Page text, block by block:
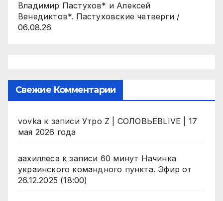
Владимир Пастухов* и Алексей
Венедиктов*. Пастуховские четверги /
06.08.26
Свежие Комментарии
vovka к записи Утро Z | СОЛОВЬЁВLIVE | 17
мая 2026 года
аахиллесак записи 60 минут Начинка
украинского командного пункта. Эфир от
26.12.2025 (18:00)